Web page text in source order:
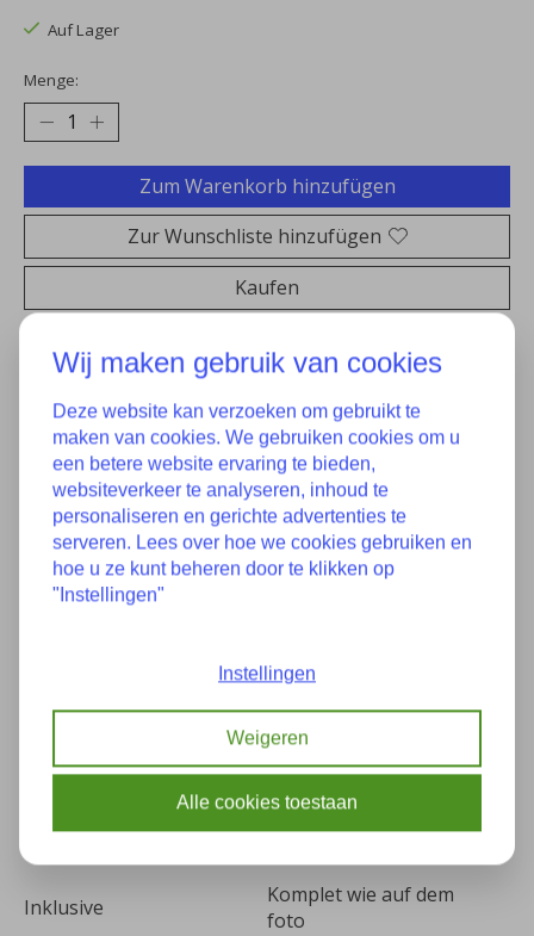
Auf Lager
Menge:
Zum Warenkorb hinzufügen
Zur Wunschliste hinzufügen
Kaufen
Eigenschaften
Zustand Neu
Teilenummer(s):
Kilometer: 0
Farbe: -
Passend für
Siehe
Artikelbeschreibung
Inklusive
Komplet wie auf dem
foto
Wij maken gebruik van cookies
Deze website kan verzoeken om gebruikt te
maken van cookies. We gebruiken cookies om u
een betere website ervaring te bieden,
websiteverkeer te analyseren, inhoud te
personaliseren en gerichte advertenties te
serveren. Lees over hoe we cookies gebruiken en
hoe u ze kunt beheren door te klikken op
"Instellingen"
Instellingen
Weigeren
Alle cookies toestaan